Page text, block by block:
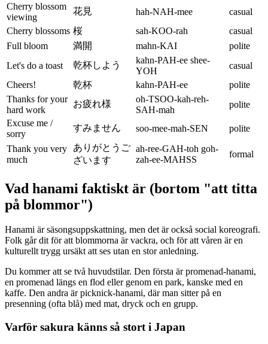
Cherry blossom
viewing
花見 hah-NAH-mee
casual
Cherry blossoms 桜 sah-KOO-rah
casual
Full bloom
満開 mahn-KAI
polite
Let's do a toast
乾杯しよう
kahn-PAH-ee shee-
YOH
casual
Cheers!
乾杯 kahn-PAH-ee
polite
Thanks for your
hard work
お疲れ様
oh-TSOO-kah-reh-
SAH-mah
polite
Excuse me /
sorry
すみません soo-mee-mah-SEN
polite
Thank you very
much
ありがとうご
ざいます
ah-ree-GAH-toh goh-
zah-ee-MAHSS
formal
Vad hanami faktiskt är (bortom "att titta
på blommor")
Hanami är säsongsuppskattning, men det är också social koreografi.
Folk går dit för att blommorna är vackra, och för att våren är en
kulturellt trygg ursäkt att ses utan en stor anledning.
Du kommer att se två huvudstilar. Den första är promenad-hanami,
en promenad längs en flod eller genom en park, kanske med en
kaffe. Den andra är picknick-hanami, där man sitter på en
presenning (ofta blå) med mat, dryck och en grupp.
Varför sakura känns så stort i Japan